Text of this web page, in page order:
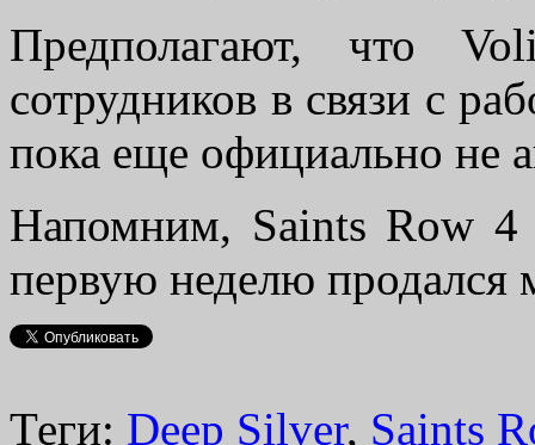
Предполагают, что
сотрудников в связи с
пока еще официально не
Напомним, Saints Row 4
первую неделю
Теги: Deep Silver, Saints